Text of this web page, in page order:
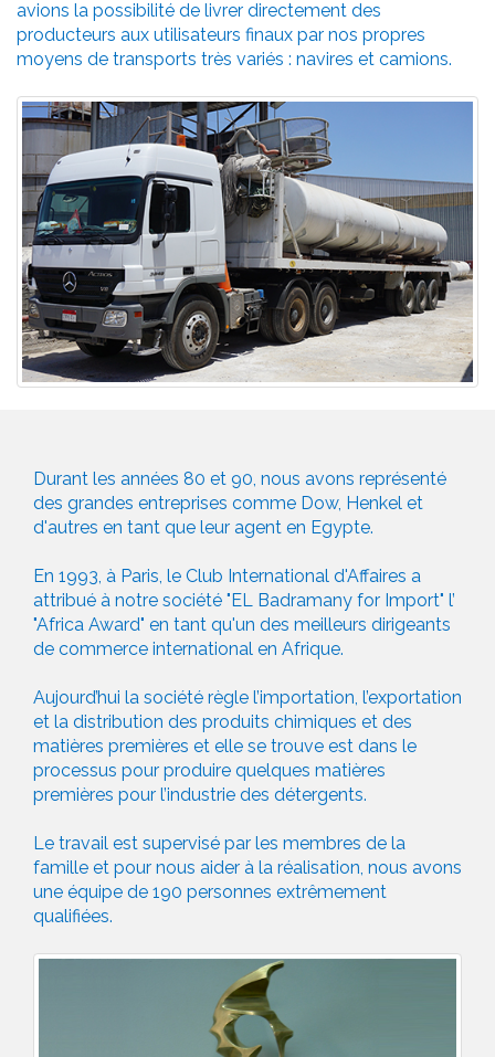
avions la possibilité de livrer directement des
producteurs aux utilisateurs finaux par nos propres
moyens de transports très variés : navires et camions.
Durant les années 80 et 90, nous avons représenté
des grandes entreprises comme Dow, Henkel et
d'autres en tant que leur agent en Egypte.
En 1993, à Paris, le Club International d'Affaires a
attribué à notre société "EL Badramany for Import" l’
"Africa Award" en tant qu'un des meilleurs dirigeants
de commerce international en Afrique.
Aujourd’hui la société règle l’importation, l’exportation
et la distribution des produits chimiques et des
matières premières et elle se trouve est dans le
processus pour produire quelques matières
premières pour l’industrie des détergents.
Le travail est supervisé par les membres de la
famille et pour nous aider à la réalisation, nous avons
une équipe de 190 personnes extrêmement
qualifiées.